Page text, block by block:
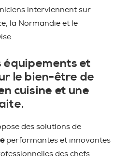
interviennent sur
la Normandie et le
équipements et
le bien-être de
cuisine et une
des solutions de
performantes et innovantes
des chefs